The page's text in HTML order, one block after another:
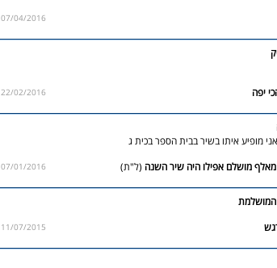
07/04/2016 - 16:11
22/02/2016 - 18:43
מופיע איתו בשיר בבית הספר בכית ג
(ל"ת) 07/01/2016 - 17:39
11/07/2015 - 09:43